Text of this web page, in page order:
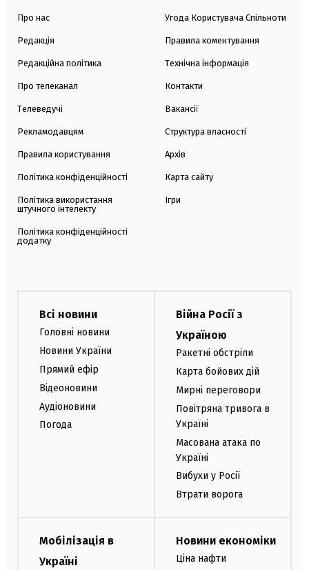
Про нас
Редакція
Редакційна політика
Про телеканал
Телеведучі
Рекламодавцям
Правила користування
Політика конфіденційності
Політика використання
штучного інтелекту
Політика конфіденційності
додатку
Угода Користувача Спільноти
Правила коментування
Технічна інформація
Контакти
Вакансії
Структура власності
Архів
Карта сайту
Ігри
Всі новини
Головні новини
Новини України
Прямий ефір
Відеоновини
Аудіоновини
Погода
Війна Росії з
Україною
Ракетні обстріли
Карта бойових дій
Мирні переговори
Повітряна тривога в
Україні
Масована атака по
Україні
Вибухи у Росії
Втрати ворога
Мобілізація в
Україні
Новини економіки
Ціна нафти